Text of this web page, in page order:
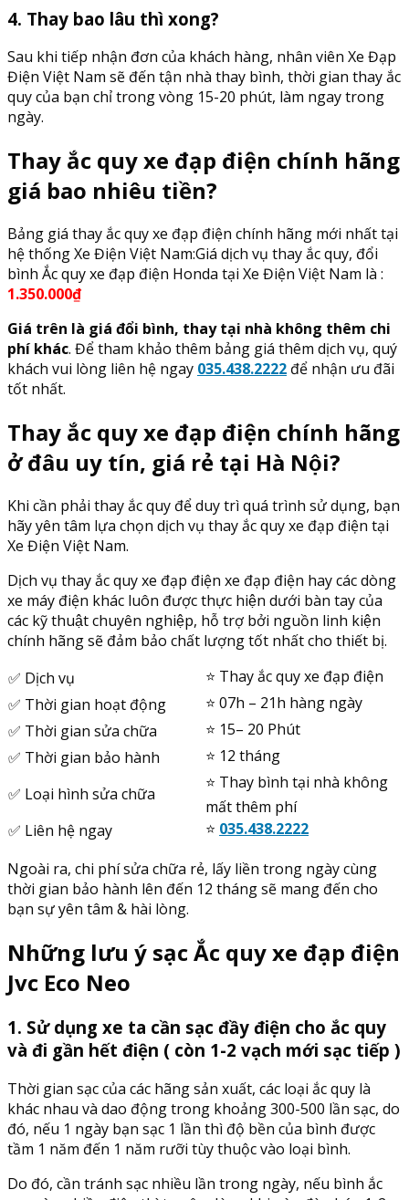
4. Thay bao lâu thì xong?
Sau khi tiếp nhận đơn của khách hàng, nhân viên Xe Đạp
Điện Việt Nam sẽ đến tận nhà thay bình, thời gian thay ắc
quy của bạn chỉ trong vòng 15-20 phút, làm ngay trong
ngày.
Thay ắc quy xe đạp điện chính hãng
giá bao nhiêu tiền?
Bảng giá thay ắc quy xe đạp điện chính hãng mới nhất tại
hệ thống Xe Điện Việt Nam:Giá dịch vụ thay ắc quy, đổi
bình Ắc quy xe đạp điện Honda tại Xe Điện Việt Nam là :
1.350.000₫
Giá trên là giá đổi bình, thay tại nhà không thêm chi
phí khác. Để tham khảo thêm bảng giá thêm dịch vụ, quý
khách vui lòng liên hệ ngay 035.438.2222 để nhận ưu đãi
tốt nhất.
Thay ắc quy xe đạp điện chính hãng
ở đâu uy tín, giá rẻ tại Hà Nội?
Khi cần phải thay ắc quy để duy trì quá trình sử dụng, bạn
hãy yên tâm lựa chọn dịch vụ thay ắc quy xe đạp điện tại
Xe Điện Việt Nam.
Dịch vụ thay ắc quy xe đạp điện xe đạp điện hay các dòng
xe máy điện khác luôn được thực hiện dưới bàn tay của
các kỹ thuật chuyên nghiệp, hỗ trợ bởi nguồn linh kiện
chính hãng sẽ đảm bảo chất lượng tốt nhất cho thiết bị.
✅ Dịch vụ
⭐️ Thay ắc quy xe đạp điện
✅ Thời gian hoạt động
⭐️ 07h – 21h hàng ngày
✅ Thời gian sửa chữa
⭐️ 15– 20 Phút
✅ Thời gian bảo hành
⭐️ 12 tháng
✅ Loại hình sửa chữa
⭐️ Thay bình tại nhà không
mất thêm phí
✅ Liên hệ ngay
⭐️ 035.438.2222
Ngoài ra, chi phí sửa chữa rẻ, lấy liền trong ngày cùng
thời gian bảo hành lên đến 12 tháng sẽ mang đến cho
bạn sự yên tâm & hài lòng.
Những lưu ý sạc Ắc quy xe đạp điện
Jvc Eco Neo
1. Sử dụng xe ta cần sạc đầy điện cho ắc quy
và đi gần hết điện ( còn 1-2 vạch mới sạc tiếp )
Thời gian sạc của các hãng sản xuất, các loại ắc quy là
khác nhau và dao động trong khoảng 300-500 lần sạc, do
đó, nếu 1 ngày bạn sạc 1 lần thì độ bền của bình được
tầm 1 năm đến 1 năm rưỡi tùy thuộc vào loại bình.
Do đó, cần tránh sạc nhiều lần trong ngày, nếu bình ắc